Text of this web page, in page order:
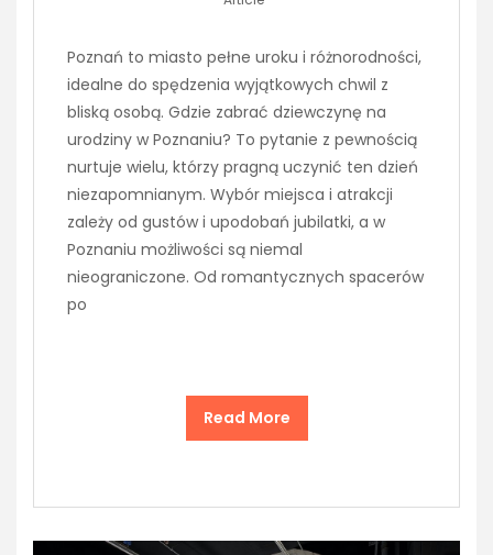
Poznań to miasto pełne uroku i różnorodności,
idealne do spędzenia wyjątkowych chwil z
bliską osobą. Gdzie zabrać dziewczynę na
urodziny w Poznaniu? To pytanie z pewnością
nurtuje wielu, którzy pragną uczynić ten dzień
niezapomnianym. Wybór miejsca i atrakcji
zależy od gustów i upodobań jubilatki, a w
Poznaniu możliwości są niemal
nieograniczone. Od romantycznych spacerów
po
Read More